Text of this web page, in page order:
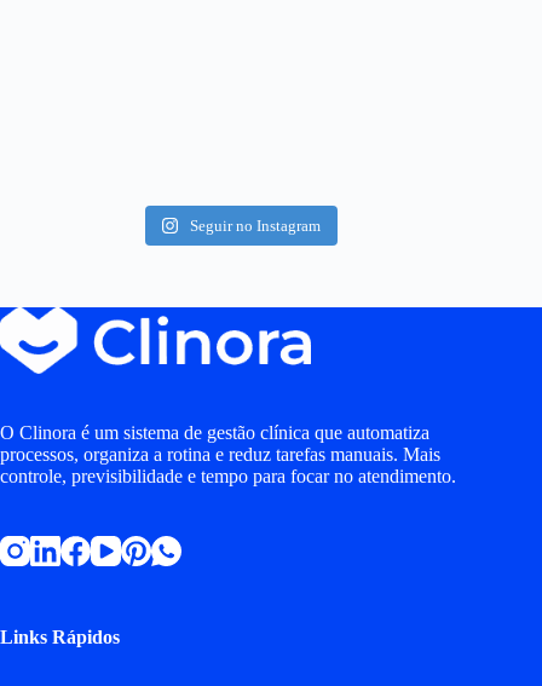
Seguir no Instagram
O Clinora é um sistema de gestão clínica que automatiza
processos, organiza a rotina e reduz tarefas manuais. Mais
controle, previsibilidade e tempo para focar no atendimento.
Links Rápidos